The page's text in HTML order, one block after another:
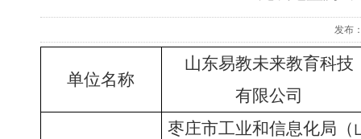
发布
单位名称
山东易教未来教育科技
有限公司
枣庄市工业和信息化局（